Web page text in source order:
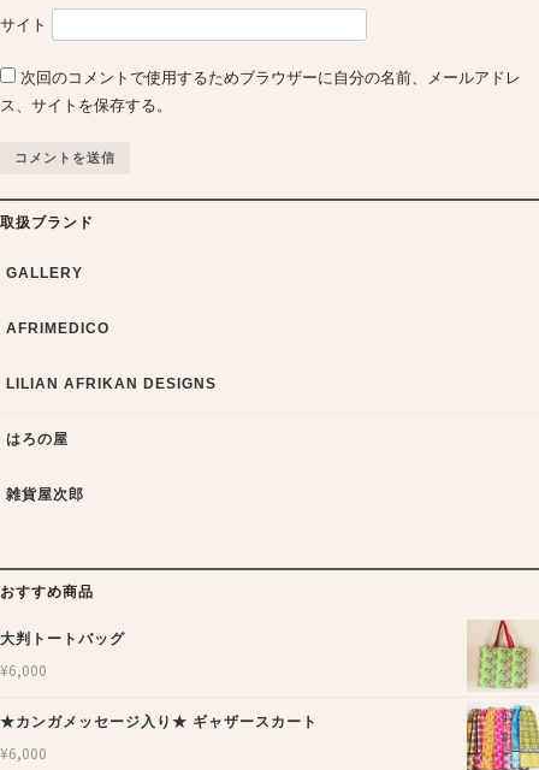
サイト
次回のコメントで使用するためブラウザーに自分の名前、メールアドレ
ス、サイトを保存する。
取扱ブランド
GALLERY
AFRIMEDICO
LILIAN AFRIKAN DESIGNS
はろの屋
雑貨屋次郎
おすすめ商品
大判トートバッグ
¥6,000
★カンガメッセージ入り★ ギャザースカート
¥6,000